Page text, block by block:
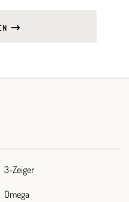
3-Zeiger
Omega